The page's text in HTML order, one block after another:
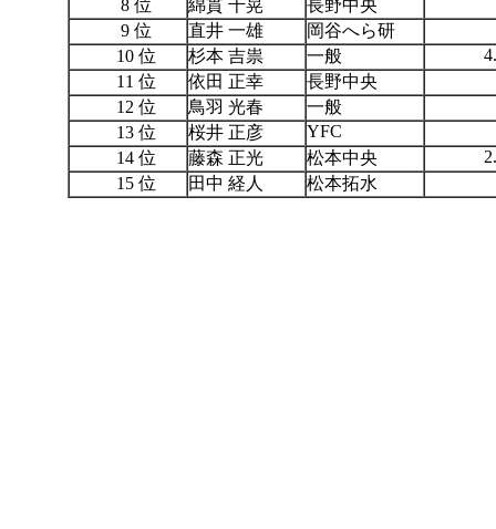
8 位
綿貫 千晃 長野中央
9 位
直井 一雄 岡谷へら研
10 位
杉本 吉祟 一般
11 位
依田 正幸 長野中央
12 位
鳥羽 光春 一般
13 位
桜井 正彦
YFC
14 位
藤森 正光 松本中央
15 位
田中 経人 松本拓水